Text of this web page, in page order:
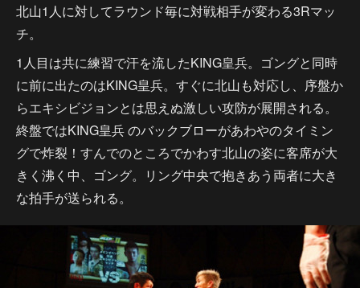
北山1人に対してラウンド毎に対戦相手が変わる3Rマッ
チ。
1人目は共に練習で汗を流したKING皇兵。ゴングと同時
に前に出たのはKING皇兵。すぐに北山も対応し、序盤か
らエキシビジョンとは思えぬ激しい攻防が展開される。
終盤ではKING皇兵 のバックブローがあわやのタイミン
グで炸裂！すんでのところでかわす北山の姿に客席が大
きく沸く中、ゴング。リング中央で抱きあう両者に大き
な拍手が送られる。